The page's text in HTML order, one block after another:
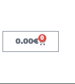
0.00€ 0